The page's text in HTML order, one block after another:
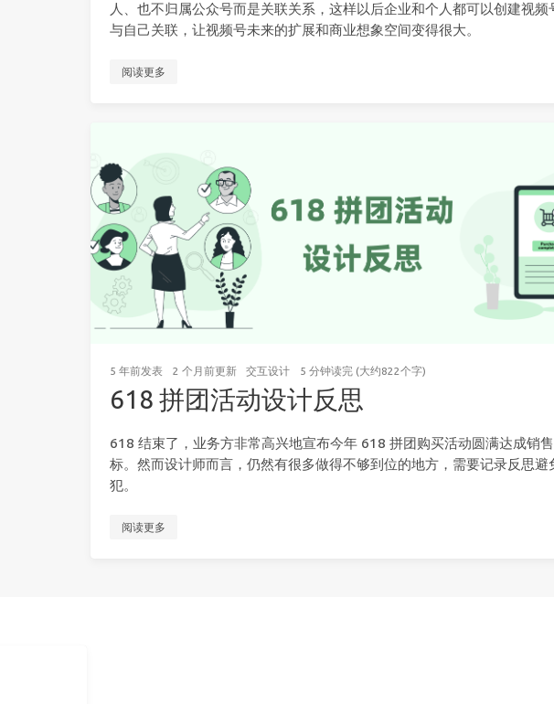
人、也不归属公众号而是关联关系，这样以后企业和个人都可以创建视频
与自己关联，让视频号未来的扩展和商业想象空间变得很大。
阅读更多
5 年前发表 2 个月前更新 交互设计 5 分钟读完 (大约822个字)
618 拼团活动设计反思
618 结束了，业务方非常高兴地宣布今年 618 拼团购买活动圆满达成销
标。然而设计师而言，仍然有很多做得不够到位的地方，需要记录反思避
犯。
阅读更多